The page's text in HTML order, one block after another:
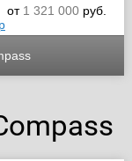
от 1 321 000 руб.